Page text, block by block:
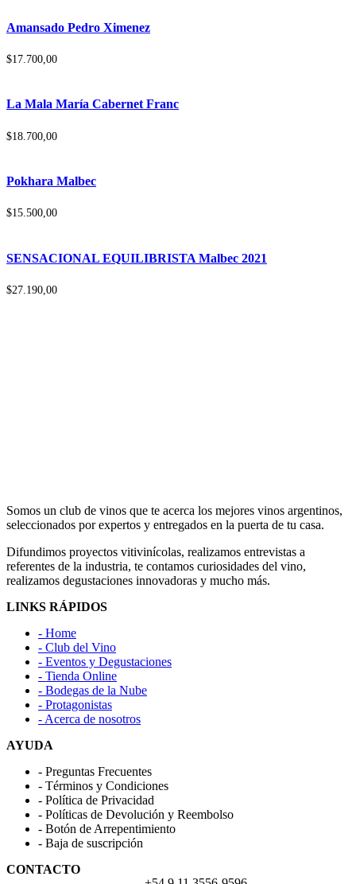
Amansado Pedro Ximenez
$17.700,00
La Mala María Cabernet Franc
$18.700,00
Pokhara Malbec
$15.500,00
SENSACIONAL EQUILIBRISTA Malbec 2021
$27.190,00
Somos un club de vinos que te acerca los mejores vinos argentinos,
seleccionados por expertos y entregados en la puerta de tu casa.
Difundimos proyectos vitivinícolas, realizamos entrevistas a
referentes de la industria, te contamos curiosidades del vino,
realizamos degustaciones innovadoras y mucho más.
LINKS RÁPIDOS
- Home
- Club del Vino
- Eventos y Degustaciones
- Tienda Online
- Bodegas de la Nube
- Protagonistas
- Acerca de nosotros
AYUDA
- Preguntas Frecuentes
- Términos y Condiciones
- Política de Privacidad
- Políticas de Devolución y Reembolso
- Botón de Arrepentimiento
- Baja de suscripción
CONTACTO